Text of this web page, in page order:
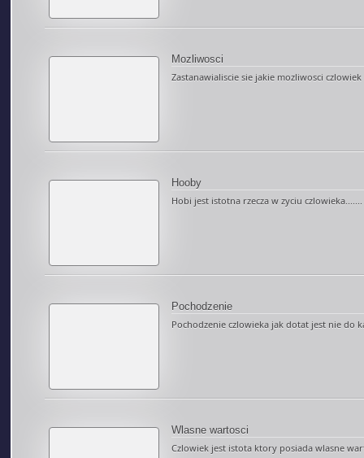
Mozliwosci
Zastanawialiscie sie jakie mozliwosci czlowiek
Hooby
Hobi jest istotna rzecza w zyciu czlowieka.......
Pochodzenie
Pochodzenie czlowieka jak dotat jest nie do
Wlasne wartosci
Czlowiek jest istota ktory posiada wlasne